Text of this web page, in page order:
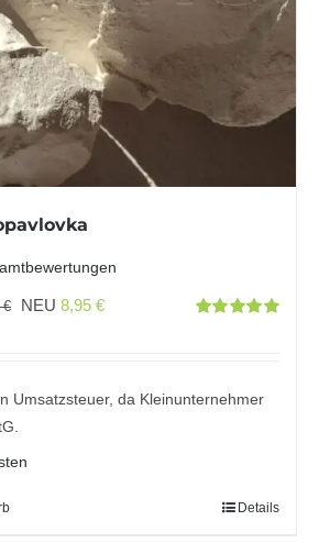
€
Ursprünglicher
9,95 €
NEU 8,95 €Aktueller
8,95 €.
Umsatzsteuer, da Kleinunternehmer
Details